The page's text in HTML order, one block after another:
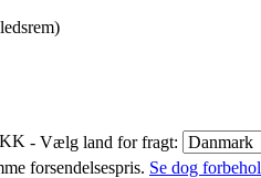
)
- Vælg land for fragt:
forsendelsespris. Se dog